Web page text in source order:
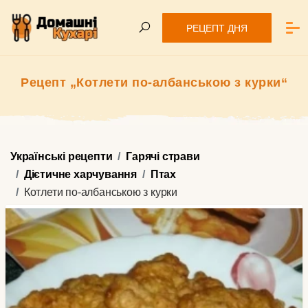
РЕЦЕПТ ДНЯ
Рецепт „Котлети по-албанською з курки“
Українські рецепти
Гарячі страви
Дієтичне харчування
Птах
Котлети по-албанською з курки